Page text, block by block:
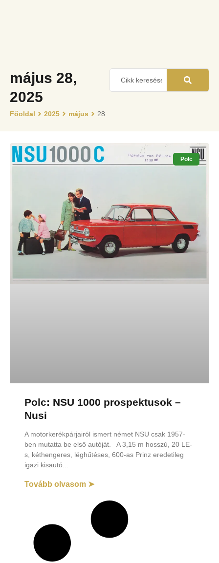
május 28,
2025
Főoldal 2025 május 28
Polc
Polc: NSU 1000 prospektusok –
Nusi
A motorkerékpárjairól ismert német NSU csak 1957-
ben mutatta be első autóját. A 3,15 m hosszú, 20 LE-
s, kéthengeres, léghűtéses, 600-as Prinz eredetileg
igazi kisautó
Tovább olvasom ➤